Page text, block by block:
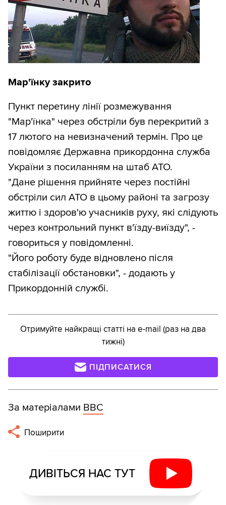
Мар'їнку закрито
Пункт перетину лінії розмежування
"Мар'їнка" через обстріли був перекритий з
17 лютого на невизначений термін. Про це
повідомляє Державна прикордонна служба
України з посиланням на штаб АТО.
"Дане рішення прийняте через постійні
обстріли сил АТО в цьому районі та загрозу
життю і здоров'ю учасників руху, які слідують
через контрольний пункт в'їзду-виїзду", -
говориться у повідомленні.
"Його роботу буде відновлено після
стабілізації обстановки", - додають у
Прикордонній службі.
Отримуйте найкращі статті на e-mail (раз на два
тижні)
ПІДПИСАТИСЯ
За матеріалами ВВС
Поширити
ДИВІТЬСЯ НАС ТУТ